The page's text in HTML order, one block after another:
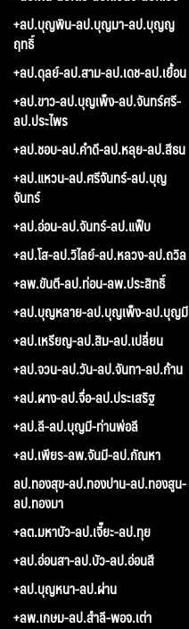
+ลป.บุญพิน-ลป.บุญมา-ลป.บุญญ
ฤทธิ์
+ลป.ดุลย์-ลป.สาม-ลป.เดช-ลป.เยื้อน
+ลป.ขาว-ลป.บุญเพ็ง-ลป.จันทร์ศรี-
ลป.ประไพร
+ลป.ชอบ-ลป.คำดี-ลป.หลุย-ลป.สีธน
+ลป.แหวน-ลป.ศรีจันทร์-ลป.บุญ
จันทร์
+ลป.อ่อน-ลป.จันทร์-ลป.แฟ็บ
+ลป.โส-ลป.วิไลย์-ลป.หลวง-ลป.ถวิล
+ลพ.ขันตี-ลป.ท่อน-ลพ.ประสิทธิ์
+ลป.บุญหลาย-ลป.บุญเพ็ง-ลป.บุญมี
+ลป.เหรียญ-ลป.สิม-ลป.เปลี่ยน
+ลป.จวน-ลป.วัน-ลป.จันทา-ลป.ก้าน
+ลป.ผาง-ลป.จื่อ-ลป.ประเสริฐ
+ลป.ลี-ลป.บุญมี-ท่านพ่อลี
+ลป.เพียร-ลพ.จันมี-ลป.กัณหา
ลป.ทองสุข-ลป.ทองปาน-ลป.ทองสูน-
ลป.ทองมา
+ลต.มหาบัว-ลป.เจี๊ยะ-ลป.ทุย
+ลป.อ่อนสา-ลป.บัว-ลป.อ่อนสี
+ลป.บุญหนา-ลป.ผ่าน
+ลพ.เกษม-ลป.สำลี-พอจ.เต่า